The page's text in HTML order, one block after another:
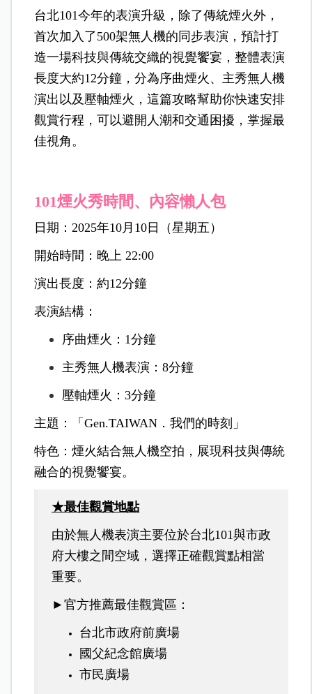
台北101今年的表演升級，除了傳統煙火外，
首次加入了500架無人機的同步表演，預計打
造一場科技與傳統交織的視覺饗宴，整體表演
長度大約12分鐘，分為序曲煙火、主秀無人機
演出以及壓軸煙火，這篇攻略幫助你快速安排
觀賞行程，可以避開人潮和交通困擾，掌握最
佳視角。
101煙火秀時間、內容懶人包
日期：2025年10月10日（星期五）
開始時間：晚上 22:00
演出長度：約12分鐘
表演結構：
序曲煙火：1分鐘
主秀無人機表演：8分鐘
壓軸煙火：3分鐘
主題：「Gen.TAIWAN．我們的時刻」
特色：煙火結合無人機空拍，展現科技與傳統
融合的視覺饗宴。
★最佳觀賞地點
由於無人機表演主要位於台北101與市政
府大樓之間空域，選擇正確觀賞點相當
重要。
►官方推薦最佳觀賞區：
台北市政府前廣場
國父紀念館廣場
市民廣場